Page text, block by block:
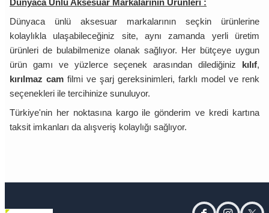
Dünyaca Ünlü Aksesuar Markalarının Ürünleri :
Dünyaca ünlü aksesuar markalarının seçkin ürünlerine
kolaylıkla ulaşabileceğiniz site, aynı zamanda yerli üretim
ürünleri de bulabilmenize olanak sağlıyor. Her bütçeye uygun
ürün gamı ve yüzlerce seçenek arasından dilediğiniz kılıf,
kırılmaz cam filmi ve şarj gereksinimleri, farklı model ve renk
seçenekleri ile tercihinize sunuluyor.
Türkiye'nin her noktasına kargo ile gönderim ve kredi kartına
taksit imkanları da alışveriş kolaylığı sağlıyor.